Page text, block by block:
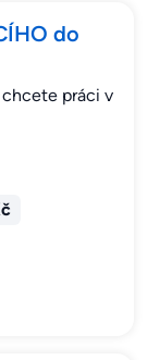
do
chcete práci v